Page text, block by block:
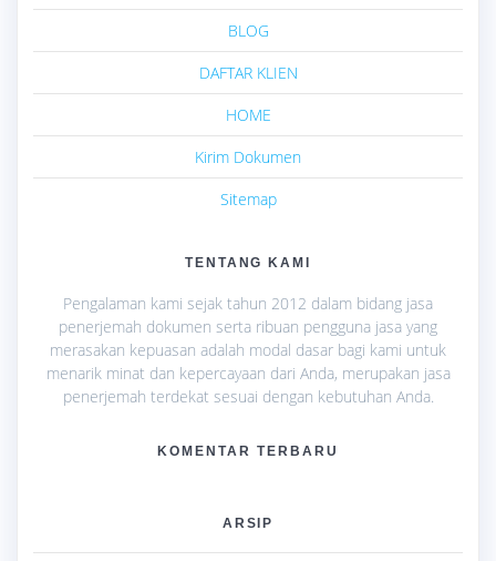
BLOG
DAFTAR KLIEN
HOME
Kirim Dokumen
Sitemap
TENTANG KAMI
Pengalaman kami sejak tahun 2012 dalam bidang jasa
penerjemah dokumen serta ribuan pengguna jasa yang
merasakan kepuasan adalah modal dasar bagi kami untuk
menarik minat dan kepercayaan dari Anda, merupakan jasa
penerjemah terdekat sesuai dengan kebutuhan Anda.
KOMENTAR TERBARU
ARSIP